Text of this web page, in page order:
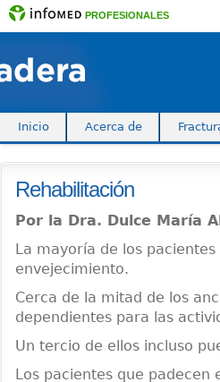
PROFESIONALES
Inicio Acerca de
Rehabilitación
Por la Dra. Dulce María
La mayoría de los
envejecimiento.
Cerca de la mitad de los
dependientes para las
Un tercio de ellos incluso
Los pacientes que padecen